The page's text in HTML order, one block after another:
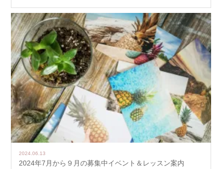
2024.06.13
2024年7月から９月の募集中イベント＆レッスン案内